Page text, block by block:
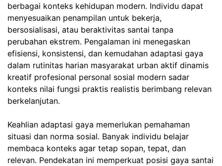
berbagai konteks kehidupan modern. Individu dapat
menyesuaikan penampilan untuk bekerja,
bersosialisasi, atau beraktivitas santai tanpa
perubahan ekstrem. Pengalaman ini menegaskan
efisiensi, konsistensi, dan kemudahan adaptasi gaya
dalam rutinitas harian masyarakat urban aktif dinamis
kreatif profesional personal sosial modern sadar
konteks nilai fungsi praktis realistis berimbang relevan
berkelanjutan.
Keahlian adaptasi gaya memerlukan pemahaman
situasi dan norma sosial. Banyak individu belajar
membaca konteks agar tetap sopan, tepat, dan
relevan. Pendekatan ini memperkuat posisi gaya santai